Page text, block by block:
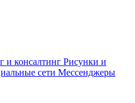
и консалтинг Рисунки и
сети Мессенджеры